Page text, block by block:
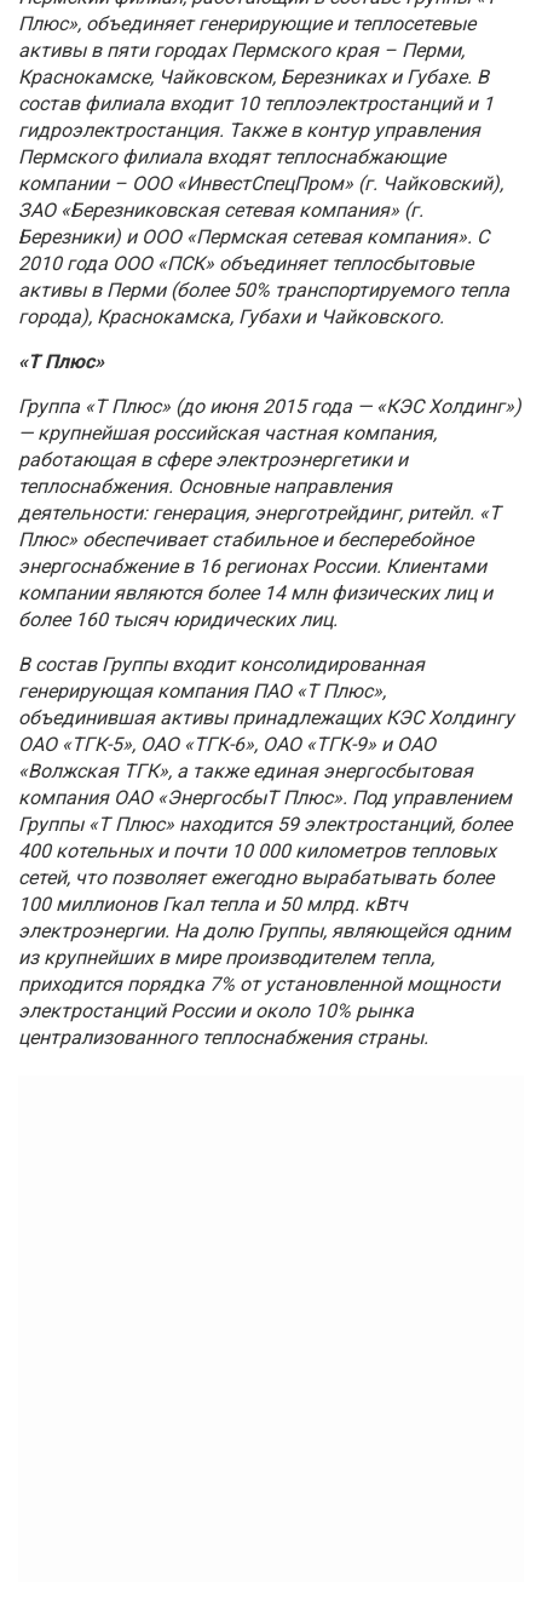
Плюс», объединяет генерирующие и теплосетевые
активы в пяти городах Пермского края – Перми,
Краснокамске, Чайковском, Березниках и Губахе. В
состав филиала входит 10 теплоэлектростанций и 1
гидроэлектростанция. Также в контур управления
Пермского филиала входят теплоснабжающие
компании – ООО «ИнвестСпецПром» (г. Чайковский),
ЗАО «Березниковская сетевая компания» (г.
Березники) и ООО «Пермская сетевая компания». С
2010 года ООО «ПСК» объединяет теплосбытовые
активы в Перми (более 50% транспортируемого тепла
города), Краснокамска, Губахи и Чайковского.
«Т Плюс»
Группа «Т Плюс» (до июня 2015 года — «КЭС Холдинг»)
— крупнейшая российская частная компания,
работающая в сфере электроэнергетики и
теплоснабжения. Основные направления
деятельности: генерация, энерготрейдинг, ритейл. «Т
Плюс» обеспечивает стабильное и бесперебойное
энергоснабжение в 16 регионах России. Клиентами
компании являются более 14 млн физических лиц и
более 160 тысяч юридических лиц.
В состав Группы входит консолидированная
генерирующая компания ПАО «Т Плюс»,
объединившая активы принадлежащих КЭС Холдингу
ОАО «ТГК-5», ОАО «ТГК-6», ОАО «ТГК-9» и ОАО
«Волжская ТГК», а также единая энергосбытовая
компания ОАО «ЭнергосбыТ Плюс». Под управлением
Группы «Т Плюс» находится 59 электростанций, более
400 котельных и почти 10 000 километров тепловых
сетей, что позволяет ежегодно вырабатывать более
100 миллионов Гкал тепла и 50 млрд. кВтч
электроэнергии. На долю Группы, являющейся одним
из крупнейших в мире производителем тепла,
приходится порядка 7% от установленной мощности
электростанций России и около 10% рынка
централизованного теплоснабжения страны.